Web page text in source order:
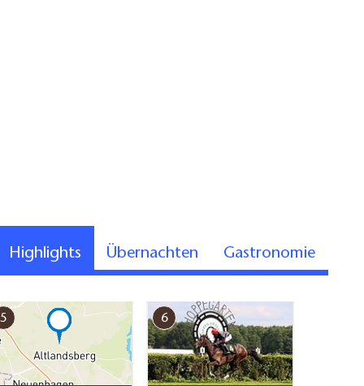
Highlights Übernachten Gastronomie
5 6